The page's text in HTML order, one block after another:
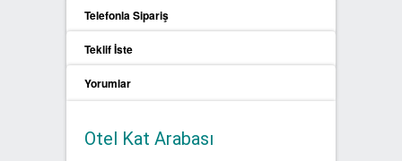
PİL ATIK KUTULARI
SIFIR ATIK KONTEYNERLARI
SIFIR ATIK BİLGİLENDİRME
Telefonla Sipariş
Teklif İste
Yorumlar
Otel Kat Arabası